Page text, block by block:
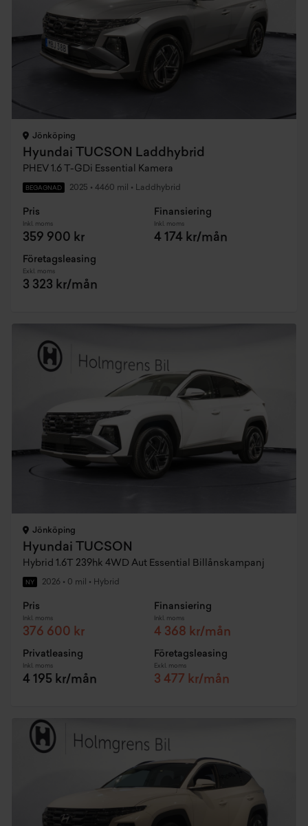
Jönköping
Hyundai TUCSON Laddhybrid
PHEV 1.6 T-GDi Essential Kamera
BEGAGNAD 2025 • 4460 mil • Laddhybrid
Pris
Inkl. moms
359 900 kr
Finansiering
Inkl. moms
4 174 kr/mån
Företagsleasing
Exkl. moms
3 323 kr/mån
Jönköping
Hyundai TUCSON
Hybrid 1.6T 239hk 4WD Aut Essential Billånskampanj
NY 2026 • 0 mil • Hybrid
Pris
Inkl. moms
376 600 kr
Finansiering
Inkl. moms
4 368 kr/mån
Privatleasing
Inkl. moms
4 195 kr/mån
Företagsleasing
Exkl. moms
3 477 kr/mån